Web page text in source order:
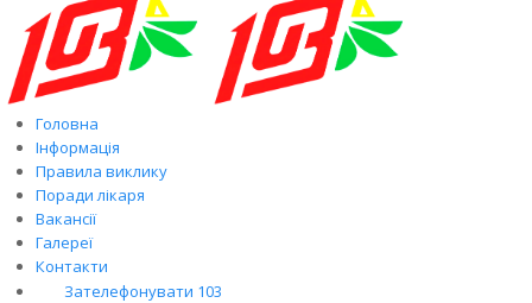
Головна
Інформація
Правила виклику
Поради лікаря
Вакансії
Галереї
Контакти
Зателефонувати 103